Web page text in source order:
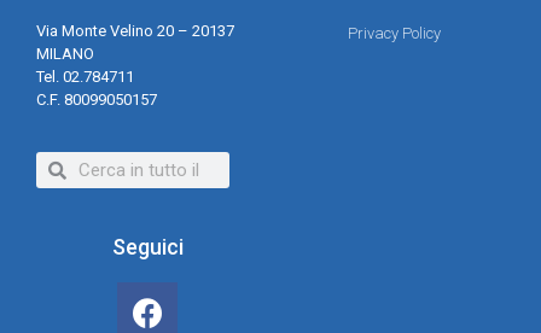
Via Monte Velino 20 – 20137
MILANO
Tel. 02.784711
C.F. 80099050157
Privacy Policy
Seguici